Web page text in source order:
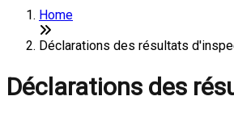
Home
Déclarations des résultats
Déclarations des